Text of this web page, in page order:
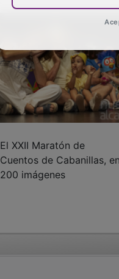
El XXII Maratón de
Cuentos de Cabanillas, en
200 imágenes